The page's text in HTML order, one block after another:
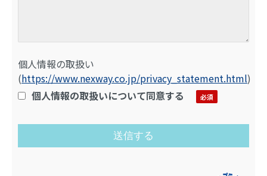
個人情報の取扱い
(https://www.nexway.co.jp/privacy_statement.html)
個人情報の取扱いについて同意する